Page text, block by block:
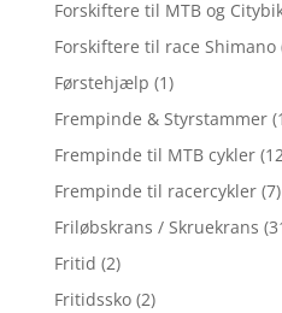
Forskiftere til MTB og
Forskiftere til race Shimano
Førstehjælp (1)
Frempinde & Styrstammer
Frempinde til MTB cykler
Frempinde til racercykler (7)
Friløbskrans / Skruekrans
Fritid (2)
Fritidssko (2)